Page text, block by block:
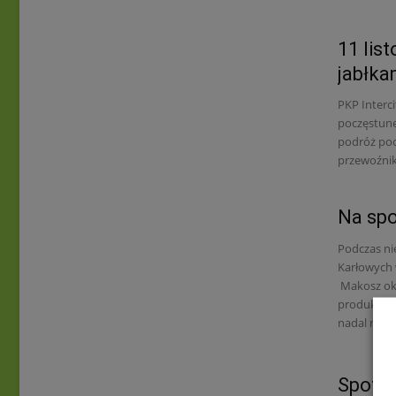
11
PKP
podróż
Na
Podczas
Makosz
produkcji
nadal